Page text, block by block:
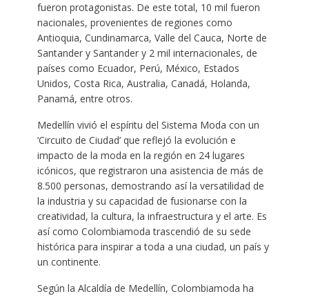
fueron protagonistas. De este total, 10 mil fueron
nacionales, provenientes de regiones como
Antioquia, Cundinamarca, Valle del Cauca, Norte de
Santander y Santander y 2 mil internacionales, de
países como Ecuador, Perú, México, Estados
Unidos, Costa Rica, Australia, Canadá, Holanda,
Panamá, entre otros.
Medellín vivió el espíritu del Sistema Moda con un
‘Circuito de Ciudad’ que reflejó la evolución e
impacto de la moda en la región en 24 lugares
icónicos, que registraron una asistencia de más de
8.500 personas, demostrando así la versatilidad de
la industria y su capacidad de fusionarse con la
creatividad, la cultura, la infraestructura y el arte. Es
así como Colombiamoda trascendió de su sede
histórica para inspirar a toda a una ciudad, un país y
un continente.
Según la Alcaldía de Medellín, Colombiamoda ha